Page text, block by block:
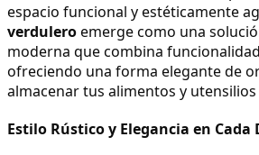
espacio funcional y estéticamente
verdulero emerge como una
moderna que combina
ofreciendo una forma elegante de
almacenar tus alimentos y utensilios
Estilo Rústico y Elegancia en Cada